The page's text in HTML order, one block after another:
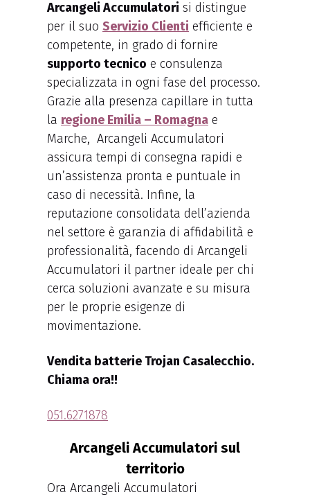
Arcangeli Accumulatori si distingue
per il suo Servizio Clienti efficiente e
competente, in grado di fornire
supporto tecnico e consulenza
specializzata in ogni fase del processo.
Grazie alla presenza capillare in tutta
la regione Emilia – Romagna e
Marche, Arcangeli Accumulatori
assicura tempi di consegna rapidi e
un’assistenza pronta e puntuale in
caso di necessità. Infine, la
reputazione consolidata dell’azienda
nel settore è garanzia di affidabilità e
professionalità, facendo di Arcangeli
Accumulatori il partner ideale per chi
cerca soluzioni avanzate e su misura
per le proprie esigenze di
movimentazione.
Vendita batterie Trojan Casalecchio.
Chiama ora!!
051.6271878
Arcangeli Accumulatori sul
territorio
Ora Arcangeli Accumulatori